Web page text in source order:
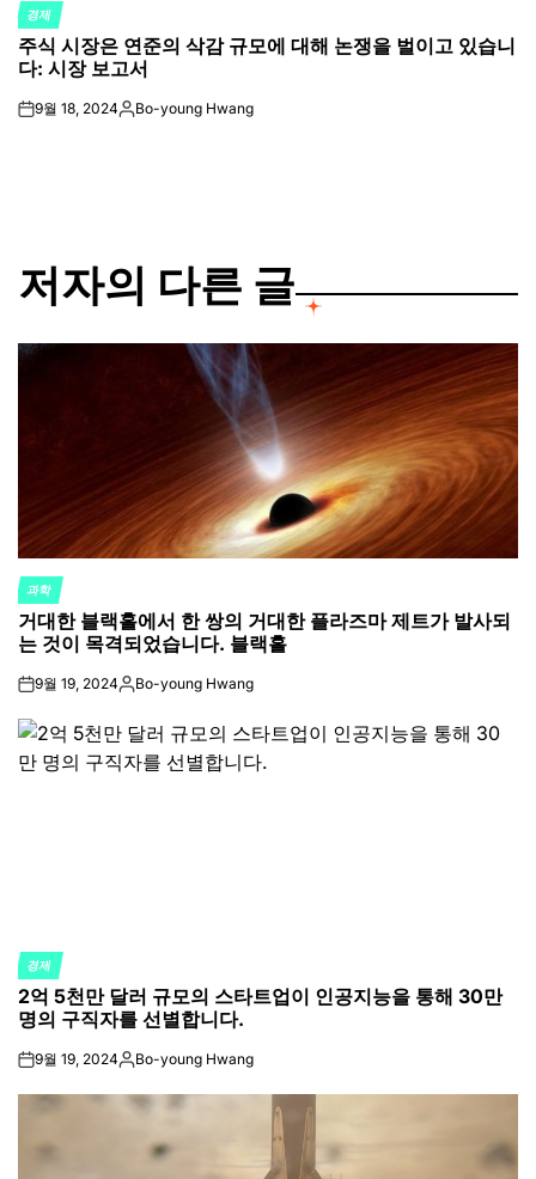
POSTED
IN
경제
주식 시장은 연준의 삭감 규모에 대해 논쟁을 벌이고 있습니
다: 시장 보고서
on9월 18, 2024Posted
Bo-young Hwang
저자의 다른 글
POSTED
IN
과학
거대한 블랙홀에서 한 쌍의 거대한 플라즈마 제트가 발사되
는 것이 목격되었습니다. 블랙홀
on9월 19, 2024Posted
Bo-young Hwang
POSTED
IN
경제
2억 5천만 달러 규모의 스타트업이 인공지능을 통해 30만
명의 구직자를 선별합니다.
on9월 19, 2024Posted
Bo-young Hwang